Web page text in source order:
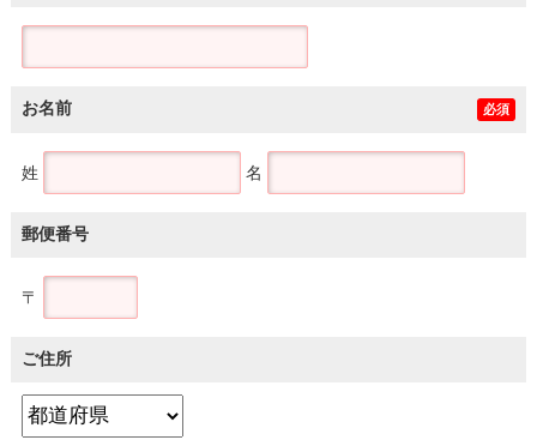
お名前 必須
姓 名
郵便番号
〒
ご住所